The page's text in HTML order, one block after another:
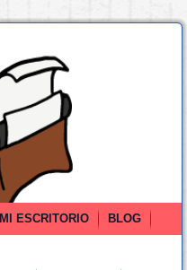
MI ESCRITORIO
BLOG